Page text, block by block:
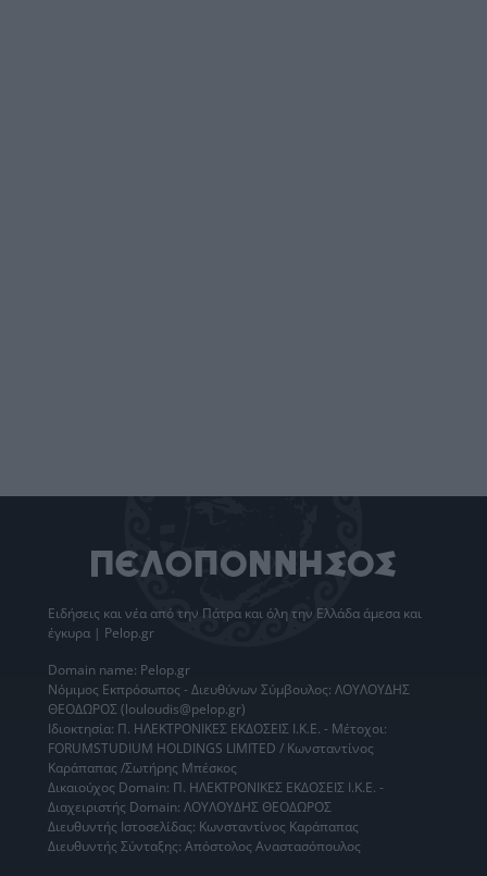
Ειδήσεις και νέα από την Πάτρα και όλη την Ελλάδα άμεσα και
έγκυρα | Pelop.gr
Domain name: Pelop.gr
Νόμιμος Εκπρόσωπος - Διευθύνων Σύμβουλος: ΛΟΥΛΟΥΔΗΣ
ΘΕΟΔΩΡΟΣ (louloudis@pelop.gr)
Ιδιοκτησία: Π. ΗΛΕΚΤΡΟΝΙΚΕΣ ΕΚΔΟΣΕΙΣ Ι.Κ.Ε. - Μέτοχοι:
FORUMSTUDIUM HOLDINGS LIMITED / Κωνσταντίνος
Καράπαπας /Σωτήρης Μπέσκος
Δικαιούχος Domain: Π. ΗΛΕΚΤΡΟΝΙΚΕΣ ΕΚΔΟΣΕΙΣ Ι.Κ.Ε. -
Διαχειριστής Domain: ΛΟΥΛΟΥΔΗΣ ΘΕΟΔΩΡΟΣ
Διευθυντής Ιστοσελίδας: Κωνσταντίνος Καράπαπας
Διευθυντής Σύνταξης: Απόστολος Αναστασόπουλος